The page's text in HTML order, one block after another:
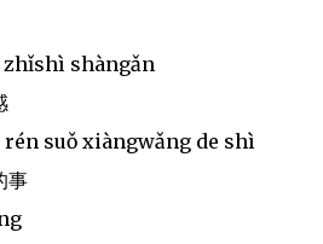
shàngǎn
suǒ xiàngwǎng de shì
事